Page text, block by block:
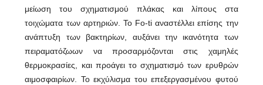
μείωση του σχηματισμού πλάκας και λίπους στα
τοιχώματα των αρτηριών. Το Fo-ti αναστέλλει επίσης την
ανάπτυξη των βακτηρίων, αυξάνει την ικανότητα των
πειραματόζωων να προσαρμόζονται στις χαμηλές
θερμοκρασίες, και προάγει το σχηματισμό των ερυθρών
αιμοσφαιρίων. Το εκχύλισμα του επεξεργασμένου φυτού